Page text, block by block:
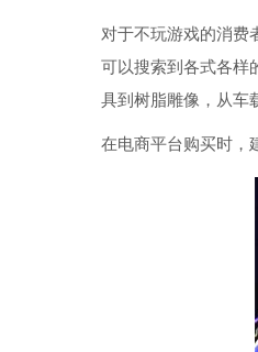
对于不玩游戏的消费
可以搜索到各式各样
具到树脂雕像，从车
在电商平台购买时，